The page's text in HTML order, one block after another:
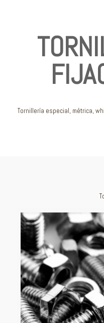
Tornillería especial, métrica,